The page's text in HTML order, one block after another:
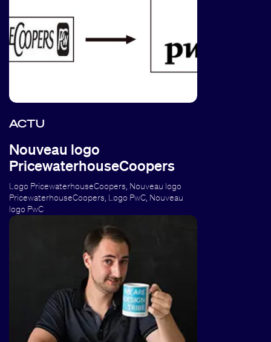
ACTU
Nouveau logo
PricewaterhouseCoopers
Logo PricewaterhouseCoopers, Nouveau logo
PricewaterhouseCoopers, Logo PwC, Nouveau
logo PwC